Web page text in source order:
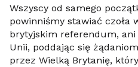
Wszyscy od samego
powinniśmy stawiać czoła
brytyjskim referendum,
Unii, poddając się
przez Wielką Brytanię,